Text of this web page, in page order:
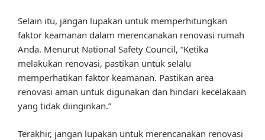
Selain itu, jangan lupakan untuk memperhitungkan
faktor keamanan dalam merencanakan renovasi rumah
Anda. Menurut National Safety Council, “Ketika
melakukan renovasi, pastikan untuk selalu
memperhatikan faktor keamanan. Pastikan area
renovasi aman untuk digunakan dan hindari kecelakaan
yang tidak diinginkan.”
Terakhir, jangan lupakan untuk merencanakan renovasi